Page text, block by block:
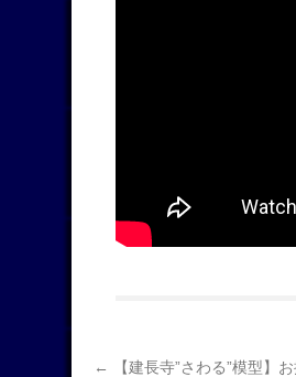
← 【建長寺”さわる”模型】